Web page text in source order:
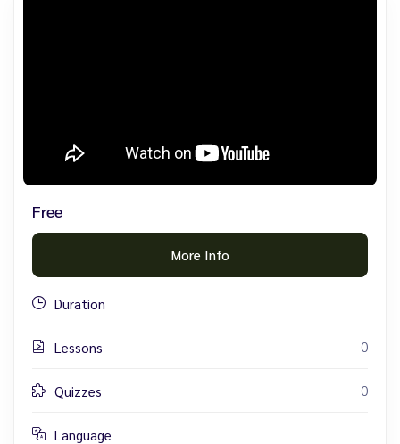
Free
More Info
Duration
Lessons 0
Quizzes 0
Language